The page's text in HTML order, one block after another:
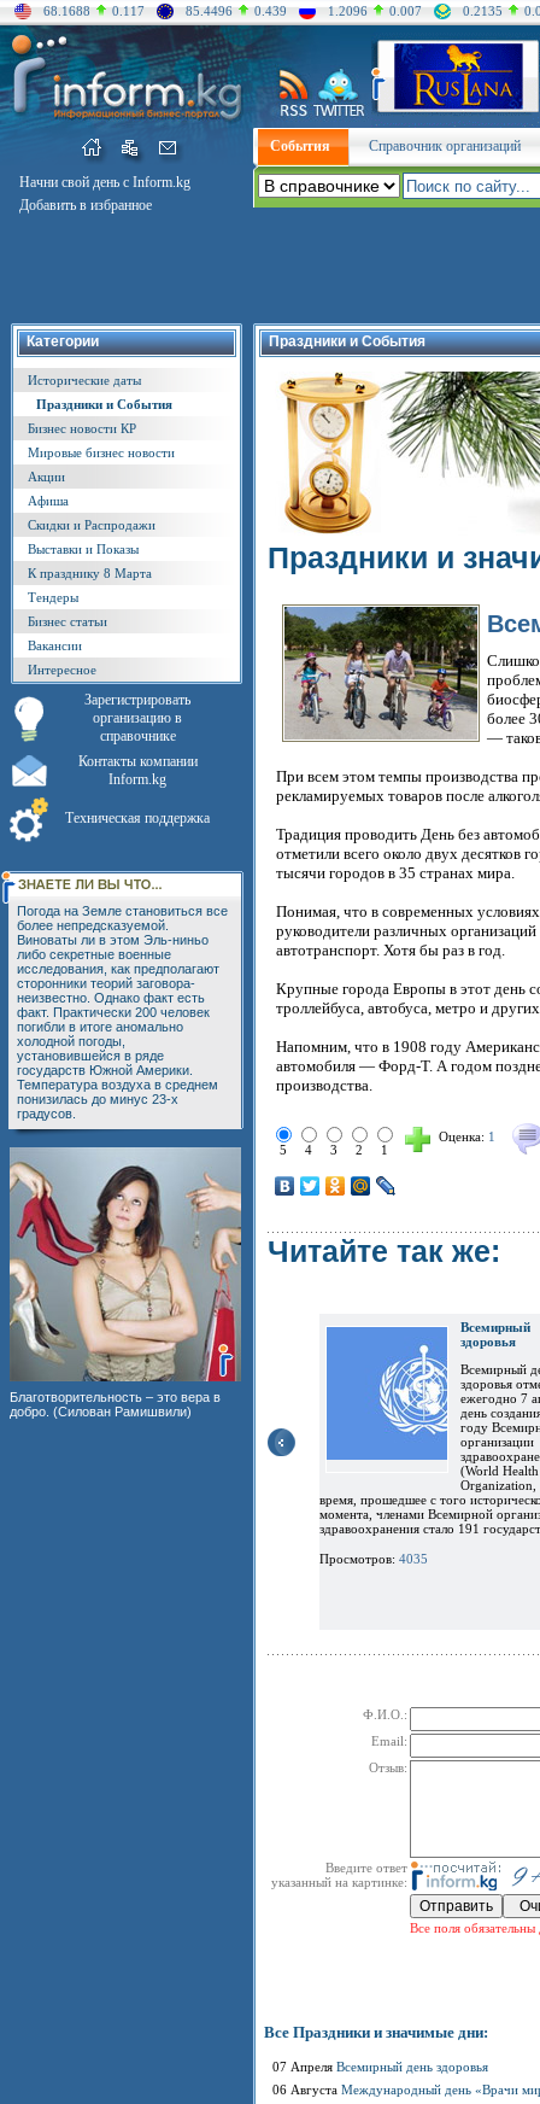
68.1688 0.117 85.4496 0.439 1.2096 0.007 0.2135
Начни свой день с Inform.kg
Добавить в избранное
События Справочник организаций
Категории
Исторические даты
Праздники и События
Бизнес новости КР
Мировые бизнес новости
Акции
Афиша
Скидки и Распродажи
Выставки и Показы
К празднику 8 Марта
Тендеры
Бизнес статьи
Вакансии
Интересное
Зарегистрировать
организацию в
справочнике
Контакты компании
Inform.kg
Техническая поддержка
Погода на Земле становиться все
более непредсказуемой.
Виноваты ли в этом Эль-ниньо
либо секретные военные
исследования, как предполагают
сторонники теорий заговора-
неизвестно. Однако факт есть
факт. Практически 200 человек
погибли в итоге аномально
холодной погоды,
установившейся в ряде
государств Южной Америки.
Температура воздуха в среднем
понизилась до минус 23-х
градусов.
Благотворительность – это вера в
добро. (Силован Рамишвили)
Праздники и События
Праздники и
более
—
При всем этом темпы производства
рекламируемых товаров после
Традиция проводить День без
отметили всего около двух десятков
тысячи городов в 35 странах мира.
Понимая, что в современных
руководители различных
автотранспорт. Хотя бы раз в год.
Крупные города Европы в этот день
троллейбуса, автобуса, метро и
Напомним, что в 1908 году
автомобиля — Форд-Т. А годом
производства.
5 4 3 2 1
Оценка: 1
Читайте так же:
здоровья
Всемирный
здоровья
ежегодно 7
день
году
организации
(World Health
Organization,
время, прошедшее с того
момента, членами Всемирной
здравоохранения стало 191
Просмотров: 4035
Ф.И.О.:
Email:
Отзыв:
Введите ответ
указанный на картинке:
Все поля обязательны
Все Праздники и значимые дни:
07 Апреля Всемирный день здоровья
06 Августа Международный день «Врачи